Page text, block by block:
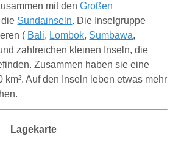
mit denGroßen
Sundainseln. Die Inselgruppe
( Bali, Lombok, Sumbawa,
zahlreichen kleinen Inseln, die
Zusammen haben sie eine
km². Auf den Inseln leben etwas mehr
Lagekarte